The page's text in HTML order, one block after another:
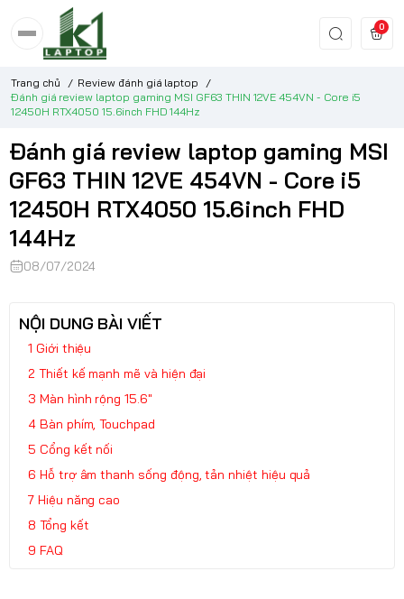
0
Trang chủ / Review đánh giá laptop
/
Đánh giá review laptop gaming MSI GF63 THIN 12VE 454VN - Core i5
12450H RTX4050 15.6inch FHD 144Hz
Đánh giá review laptop gaming MSI
GF63 THIN 12VE 454VN - Core i5
12450H RTX4050 15.6inch FHD
144Hz
08/07/2024
NỘI DUNG BÀI VIẾT
Giới thiệu
Thiết kế mạnh mẽ và hiện đại
Màn hình rộng 15.6"
Bàn phím, Touchpad
Cổng kết nối
Hỗ trợ âm thanh sống động, tản nhiệt hiệu quả
Hiệu năng cao
Tổng kết
FAQ